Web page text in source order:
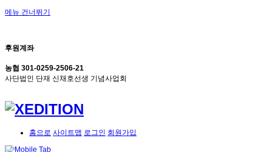
메뉴 건너뛰기
후원계좌
농협 301-0259-2506-21
사단법인 단재 신채호선생 기념사업회
홈으로 사이트맵 로그인 회원가입